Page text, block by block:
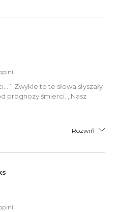
Zwykle to te słowa słyszały
prognozy śmierci. ,,Nasz
Rozwiń